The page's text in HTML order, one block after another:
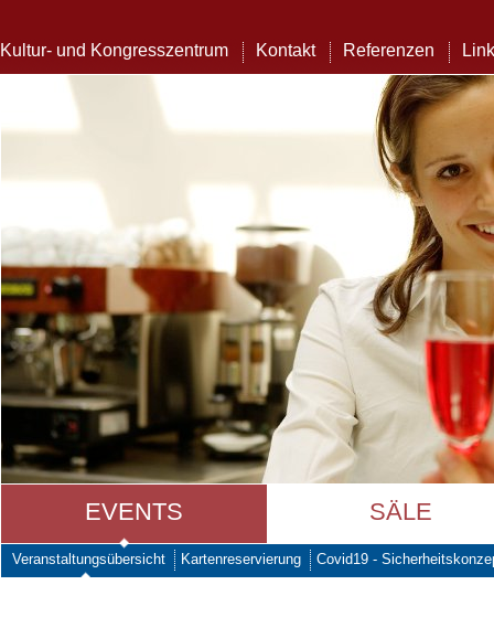
Kultur- und Kongresszentrum Kontakt Referenzen
EVENTS SÄLE
Veranstaltungsübersicht Kartenreservierung Covid19 -